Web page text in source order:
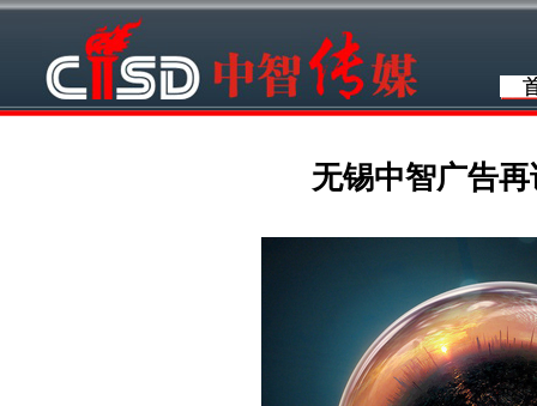
无锡中智广告